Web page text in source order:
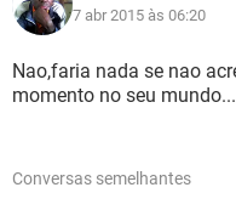
7 abr 2015 às 06:20
Nao,faria nada se nao
momento no seu mundo...
Conversas semelhantes